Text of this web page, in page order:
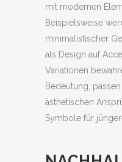
mit modernen
Beispielsweise
minimalistischer
als Design auf
Variationen
Bedeutung,
ästhetischen
Symbole für